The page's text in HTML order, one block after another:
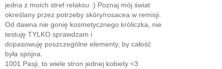
jedna z moich stref relaksu :) Poznaj mój świat
określany przez potrzeby skóry/rosacea w remisji.
Od dawna nie gonię kosmetycznego króliczka, nie
testuję TYLKO sprawdzam i
dopasowuję poszczególne elementy, by całość
była spójna.
1001 Pasji, to wiele stron jednej kobiety <3